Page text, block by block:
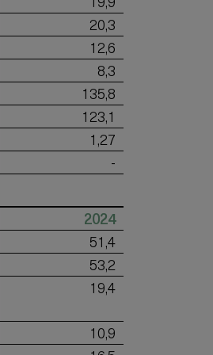
20,3
12,6
8,3
135,8
123,1
1,27
-
2024
51,4
53,2
19,4
10,9